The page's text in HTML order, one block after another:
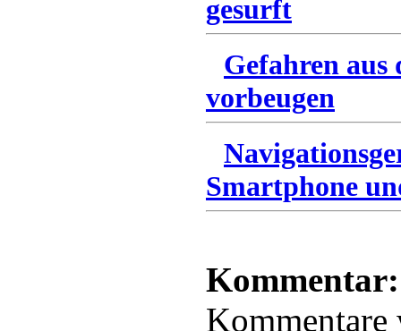
gesurft
Gefahren
vorbeugen
Smartphone
Kommentar: